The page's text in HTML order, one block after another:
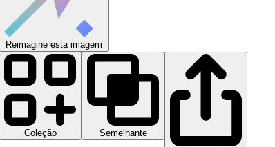
Reimagine esta imagem
Coleção
Semelhante